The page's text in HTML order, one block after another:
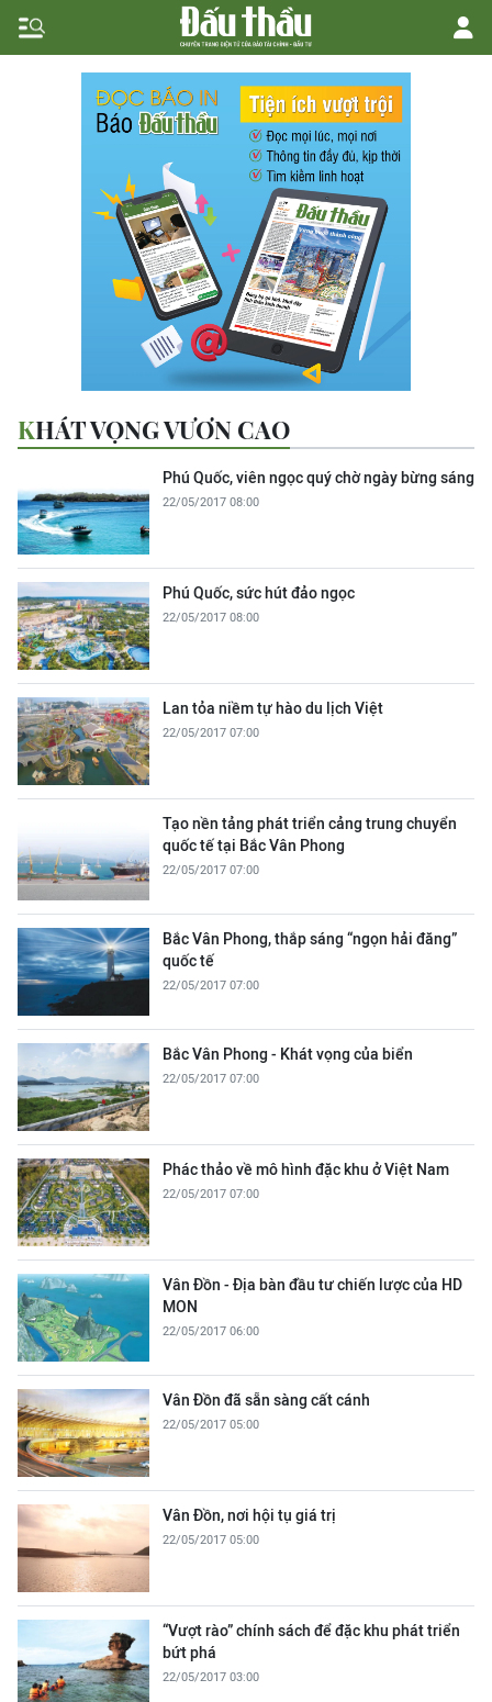
KHÁT VỌNG VƯƠN CAO
Phú Quốc, viên ngọc quý chờ ngày bừng sáng
22/05/2017 08:00
Phú Quốc, sức hút đảo ngọc
22/05/2017 08:00
Lan tỏa niềm tự hào du lịch Việt
22/05/2017 07:00
Tạo nền tảng phát triển cảng trung chuyển
quốc tế tại Bắc Vân Phong
22/05/2017 07:00
Bắc Vân Phong, thắp sáng “ngọn hải đăng”
quốc tế
22/05/2017 07:00
Bắc Vân Phong - Khát vọng của biển
22/05/2017 07:00
Phác thảo về mô hình đặc khu ở Việt Nam
22/05/2017 07:00
Vân Đồn - Địa bàn đầu tư chiến lược của HD
MON
22/05/2017 06:00
Vân Đồn đã sẵn sàng cất cánh
22/05/2017 05:00
Vân Đồn, nơi hội tụ giá trị
22/05/2017 05:00
“Vượt rào” chính sách để đặc khu phát triển
bứt phá
22/05/2017 03:00